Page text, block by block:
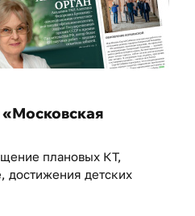
«Московская
плановых КТ,
достижения детских